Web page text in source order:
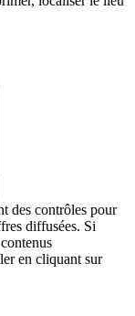
des contrôles pour
diffusées. Si
en cliquant sur